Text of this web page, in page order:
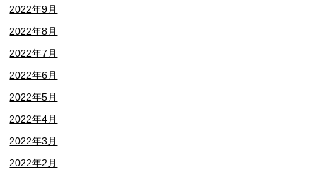
2022年9月
2022年8月
2022年7月
2022年6月
2022年5月
2022年4月
2022年3月
2022年2月